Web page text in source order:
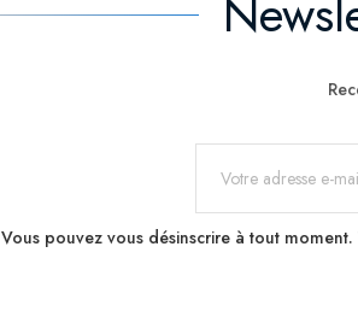
Vous pouvez vous désinscrire à tout